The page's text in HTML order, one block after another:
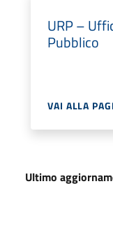
URP –
Pubblico
VAI ALLA
Ultimo